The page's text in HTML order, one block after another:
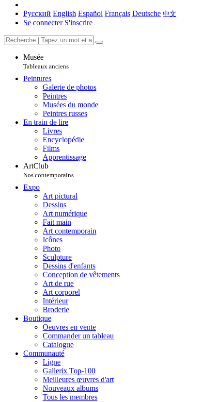
Русский English Español Français Deutsche 中文
Se connecter S'inscrire
Musée
Tableaux anciens
Peintures
Galerie de photos
Peintres
Musées du monde
Peintres russes
En train de lire
Livres
Encyclopédie
Films
Apprentissage
ArtClub
Nos contemporains
Expo
Art pictural
Dessins
Art numérique
Fait main
Art contemporain
Icônes
Photo
Sculpture
Dessins d'enfants
Conception de vêtements
Art de rue
Art corporel
Intérieur
Broderie
Boutique
Oeuvres en vente
Commander un tableau
Catalogue
Communauté
Ligne
Gallerix Top-100
Meilleures œuvres d'art
Nouveaux albums
Tous les membres